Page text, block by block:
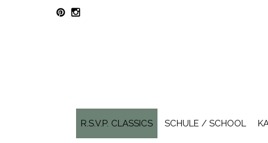
R.S.V.P. CLASSICS SCHULE / SCHOOL